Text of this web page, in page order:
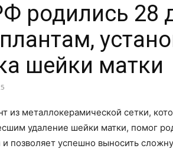
родились 28
шейки матки
из металлокерамической сетки,
удаление шейки матки, помог
и позволяет успешно выносить